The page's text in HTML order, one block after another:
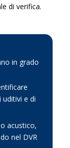
di verifica.
in grado
e di
acustico,
nel DVR